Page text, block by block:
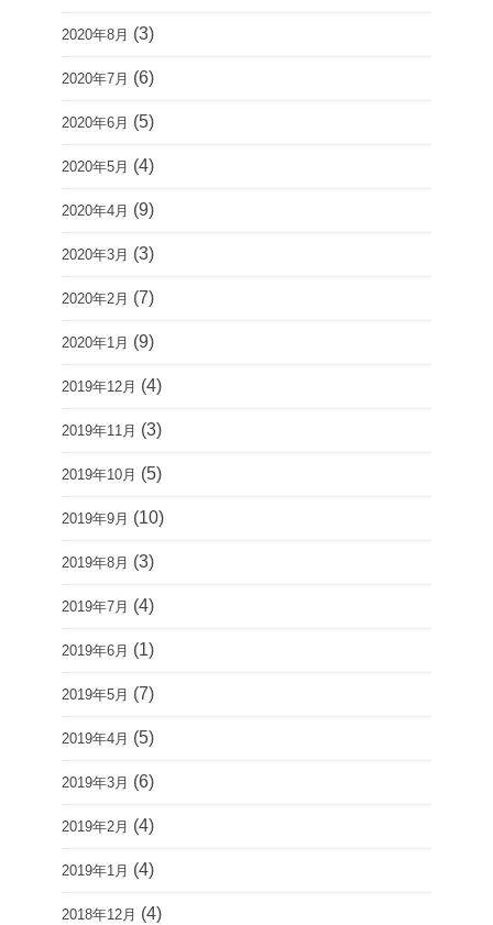
2020年8月 (3)
2020年7月 (6)
2020年6月 (5)
2020年5月 (4)
2020年4月 (9)
2020年3月 (3)
2020年2月 (7)
2020年1月 (9)
2019年12月 (4)
2019年11月 (3)
2019年10月 (5)
2019年9月 (10)
2019年8月 (3)
2019年7月 (4)
2019年6月 (1)
2019年5月 (7)
2019年4月 (5)
2019年3月 (6)
2019年2月 (4)
2019年1月 (4)
2018年12月 (4)